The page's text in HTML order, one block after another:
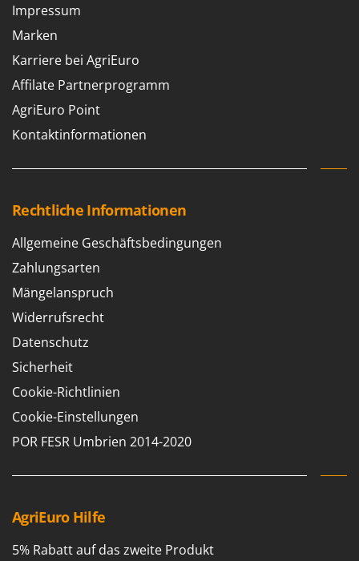
Trotec
Troy-Bilt
U
Udor
Unger
Volpi
W
Weber
WIDU
Wiper EcoRobot
Wolf Garten
Wortex
Worx
Y Yard Force
Zephir
ZGrills
Impressum
Marken
Karriere bei AgriEuro
Affilate Partnerprogramm
AgriEuro Point
Kontaktinformationen
Rechtliche Informationen
Allgemeine Geschäftsbedingungen
Zahlungsarten
Mängelanspruch
Widerrufsrecht
Datenschutz
Sicherheit
Cookie-Richtlinien
Cookie-Einstellungen
POR FESR Umbrien 2014-2020
AgriEuro Hilfe
5% Rabatt auf das zweite Produkt